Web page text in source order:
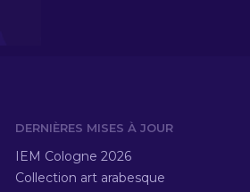
DERNIÈRES MISES À JOUR
IEM Cologne 2026
Collection art arabesque